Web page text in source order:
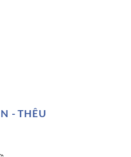
- THÊU